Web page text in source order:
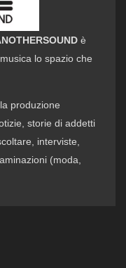
è
lo spazio che
produzione
storie di addetti
interviste,
(moda,